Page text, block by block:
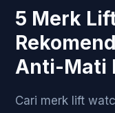
5 Merk
Anti-Mati
Cari merk lift